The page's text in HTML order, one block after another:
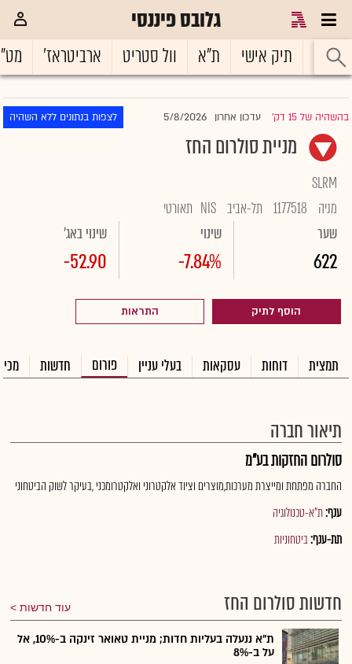
גלובס פיננסי
ראשי תיק אישי ת"א וול סטריט ארביטראז'
בהשהיה של 15 דק' |עדכון אחרון 5/8/2026 לצפות בנתונים ללא השהיה
מניית סולרום החז
SLRM
מניה
1177518 תל-אביב NIS תאורטי
שער
622
שינוי
-7.84%
שינוי באג'
-52.90
הוסף לתיק התראות
תמצית דוחות עסקאות בעלי עניין פורום חדשות
תיאור חברה
סולרום החזקות בע"מ
החברה מפתחת ומייצרת מערכות,מוצרים וציוד אלקטרוני ואלקטרומכני ,בעיקר לשוק הביטחוני
ענף:ת"א-טכנולוגיה
תת-ענף:ביטחוניות
חדשות סולרום החז עוד חדשות
ת"א ננעלה בעליות חדות; מניית טאואר זינקה ב-10%, אל
על ב-8%